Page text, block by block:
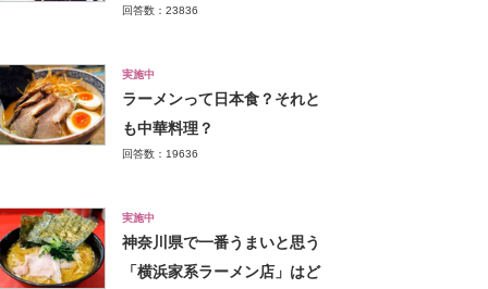
回答数：23836
実施中
ラーメンって日本食？それと
も中華料理？
回答数：19636
実施中
神奈川県で一番うまいと思う
「横浜家系ラーメン店」はど